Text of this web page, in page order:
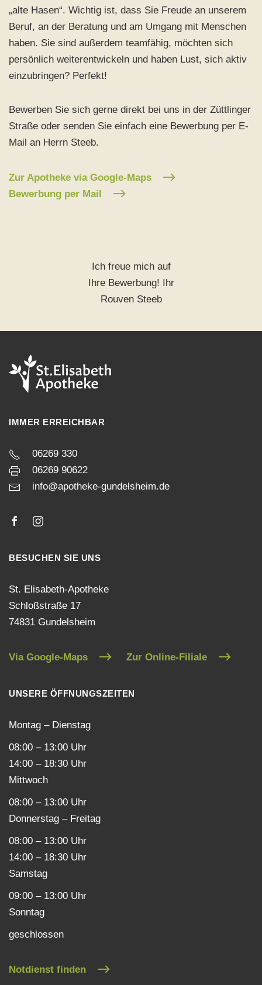
„alte Hasen“. Wichtig ist, dass Sie Freude an unserem
Beruf, an der Beratung und am Umgang mit Menschen
haben. Sie sind außerdem teamfähig, möchten sich
persönlich weiterentwickeln und haben Lust, sich aktiv
einzubringen? Perfekt!
Bewerben Sie sich gerne direkt bei uns in der Züttlinger
Straße oder senden Sie einfach eine Bewerbung per E-
Mail an Herrn Steeb.
Zur Apotheke via Google-Maps
Bewerbung per Mail
Ich freue mich auf
Ihre Bewerbung! Ihr
Rouven Steeb
IMMER ERREICHBAR
06269 330
06269 90622
info@apotheke-gundelsheim.de
BESUCHEN SIE UNS
St. Elisabeth-Apotheke
Schloßstraße 17
74831 Gundelsheim
Via Google-Maps Zur Online-Filiale
UNSERE ÖFFNUNGSZEITEN
Montag – Dienstag
08:00 – 13:00 Uhr
14:00 – 18:30 Uhr
Mittwoch
08:00 – 13:00 Uhr
Donnerstag – Freitag
08:00 – 13:00 Uhr
14:00 – 18:30 Uhr
Samstag
09:00 – 13:00 Uhr
Sonntag
geschlossen
Notdienst finden